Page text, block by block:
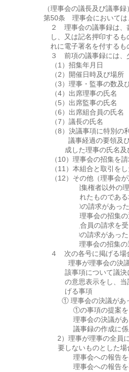
（理事会の議長及び議事録
第50条 理事会においては
２ 理事会の議事録は、
し、又は記名押印する
れに電子署名を付するも
３ 前項の議事録には、
（1）招集年月日
（2）開催日時及び場所
（3）理事・監事の数
（4）出席理事の氏名
（5）出席監事の氏名
（6）出席組合員の氏名
（7）議長の氏名
（8）決議事項に特別の
（9）議事経過の要領
成した理事の氏名
（10）理事会の招集を
（11）本組合と取引を
（12）その他（理事会
① 招集権者以外の
れたものであ
② ①の請求があっ
理事会の招集
③ 組合員の請求を受
④ ③の請求があった
理事会の招集
４ 次の各号に掲げる場
（1）理事が理事会の
該事項について議
の意思表示をし、
げる事項
① 理事会の決議があ
② ①の事項の提案を
③ 理事会の決議があ
④ 議事録の作成に係
（2）理事が理事の全
要しないものとした
① 理事会への報告を
② 理事会への報告を